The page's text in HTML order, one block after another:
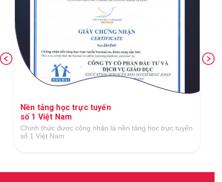
học trực tuyến
Ứng dụng công nghệ số xuất sắc
Tại Giải thưởng Công nghệ số Việt Nam